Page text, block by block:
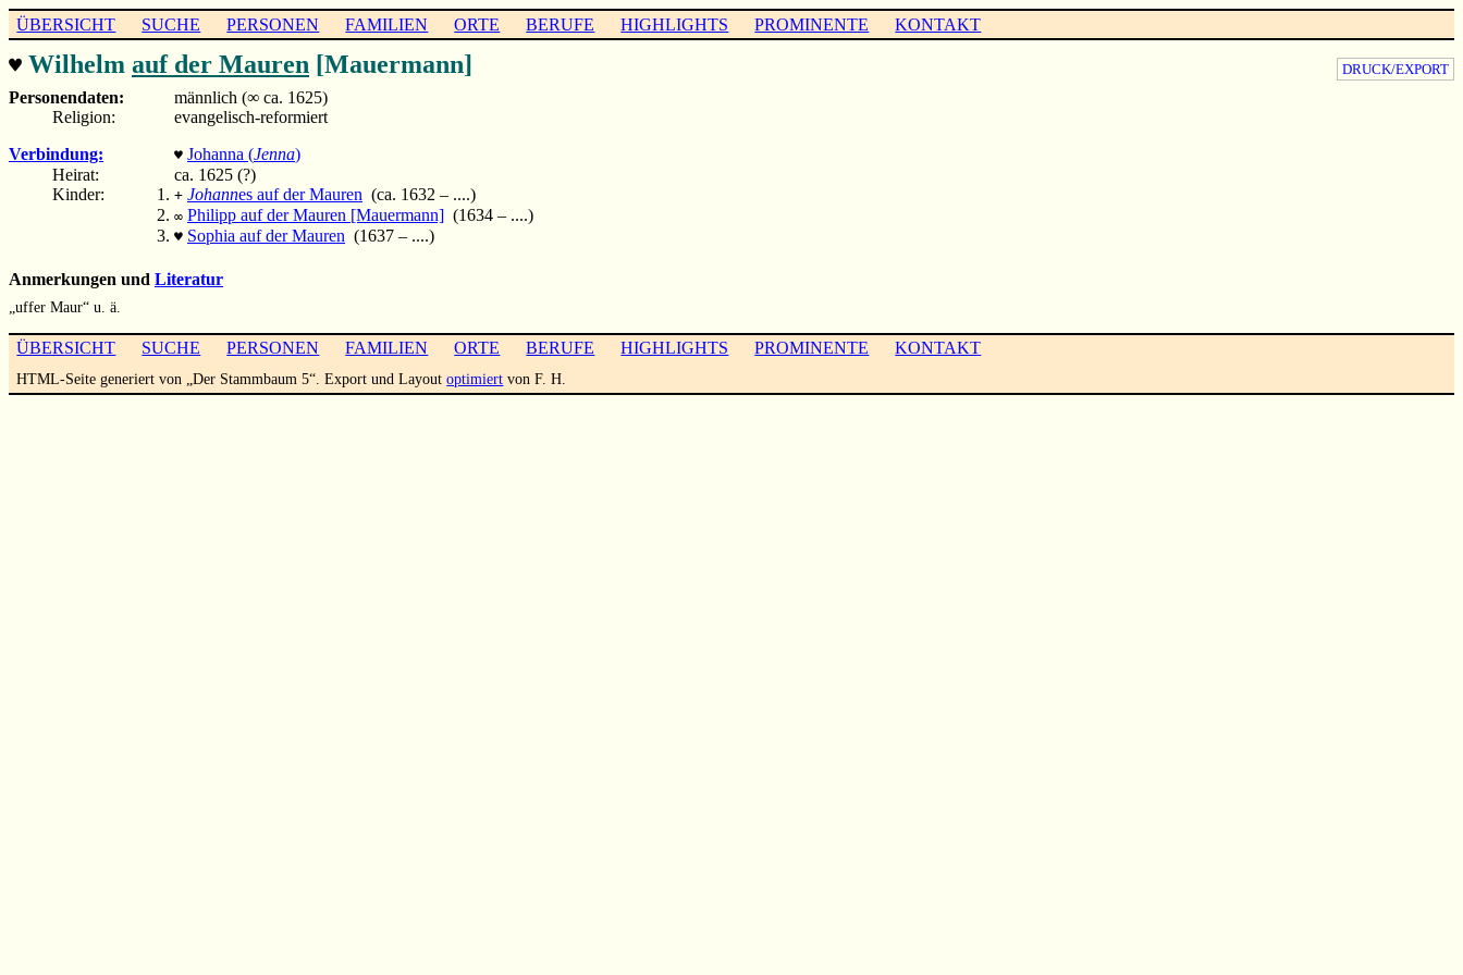
ÜBERSICHT SUCHE PERSONEN FAMILIEN ORTE BERUFE HIGHLIGHTS PROMINENTE KONTAKT
DRUCK/EXPORT
♥ Wilhelm auf der Mauren [Mauermann]
Personendaten:
männlich (∞ ca. 1625)
Religion:
evangelisch-reformiert
Verbindung:
♥ Johanna (Jenna)
Heirat:
ca. 1625 (?)
Kinder:
+ Johannes auf der Mauren (ca. 1632 – ....)
∞ Philipp auf der Mauren [Mauermann] (1634 – ....)
♥ Sophia auf der Mauren (1637 – ....)
Anmerkungen und Literatur
„uffer Maur“ u. ä.
ÜBERSICHT SUCHE PERSONEN FAMILIEN ORTE BERUFE HIGHLIGHTS PROMINENTE KONTAKT
HTML-Seite generiert von „Der Stammbaum 5“. Export und Layoutoptimiert von F. H.